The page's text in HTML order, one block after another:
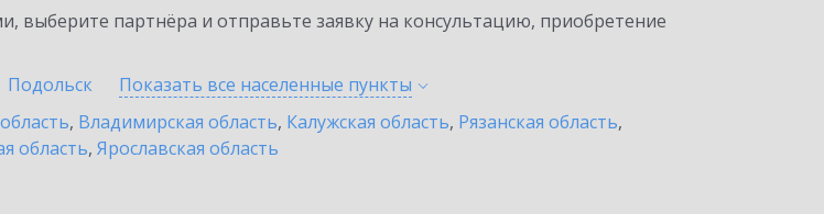
выберите партнёра и отправьте заявку на консультацию, приобретение
Подольск Показать все населенные пункты
, Владимирская область, Калужская область, Рязанская область,
область, Ярославская область